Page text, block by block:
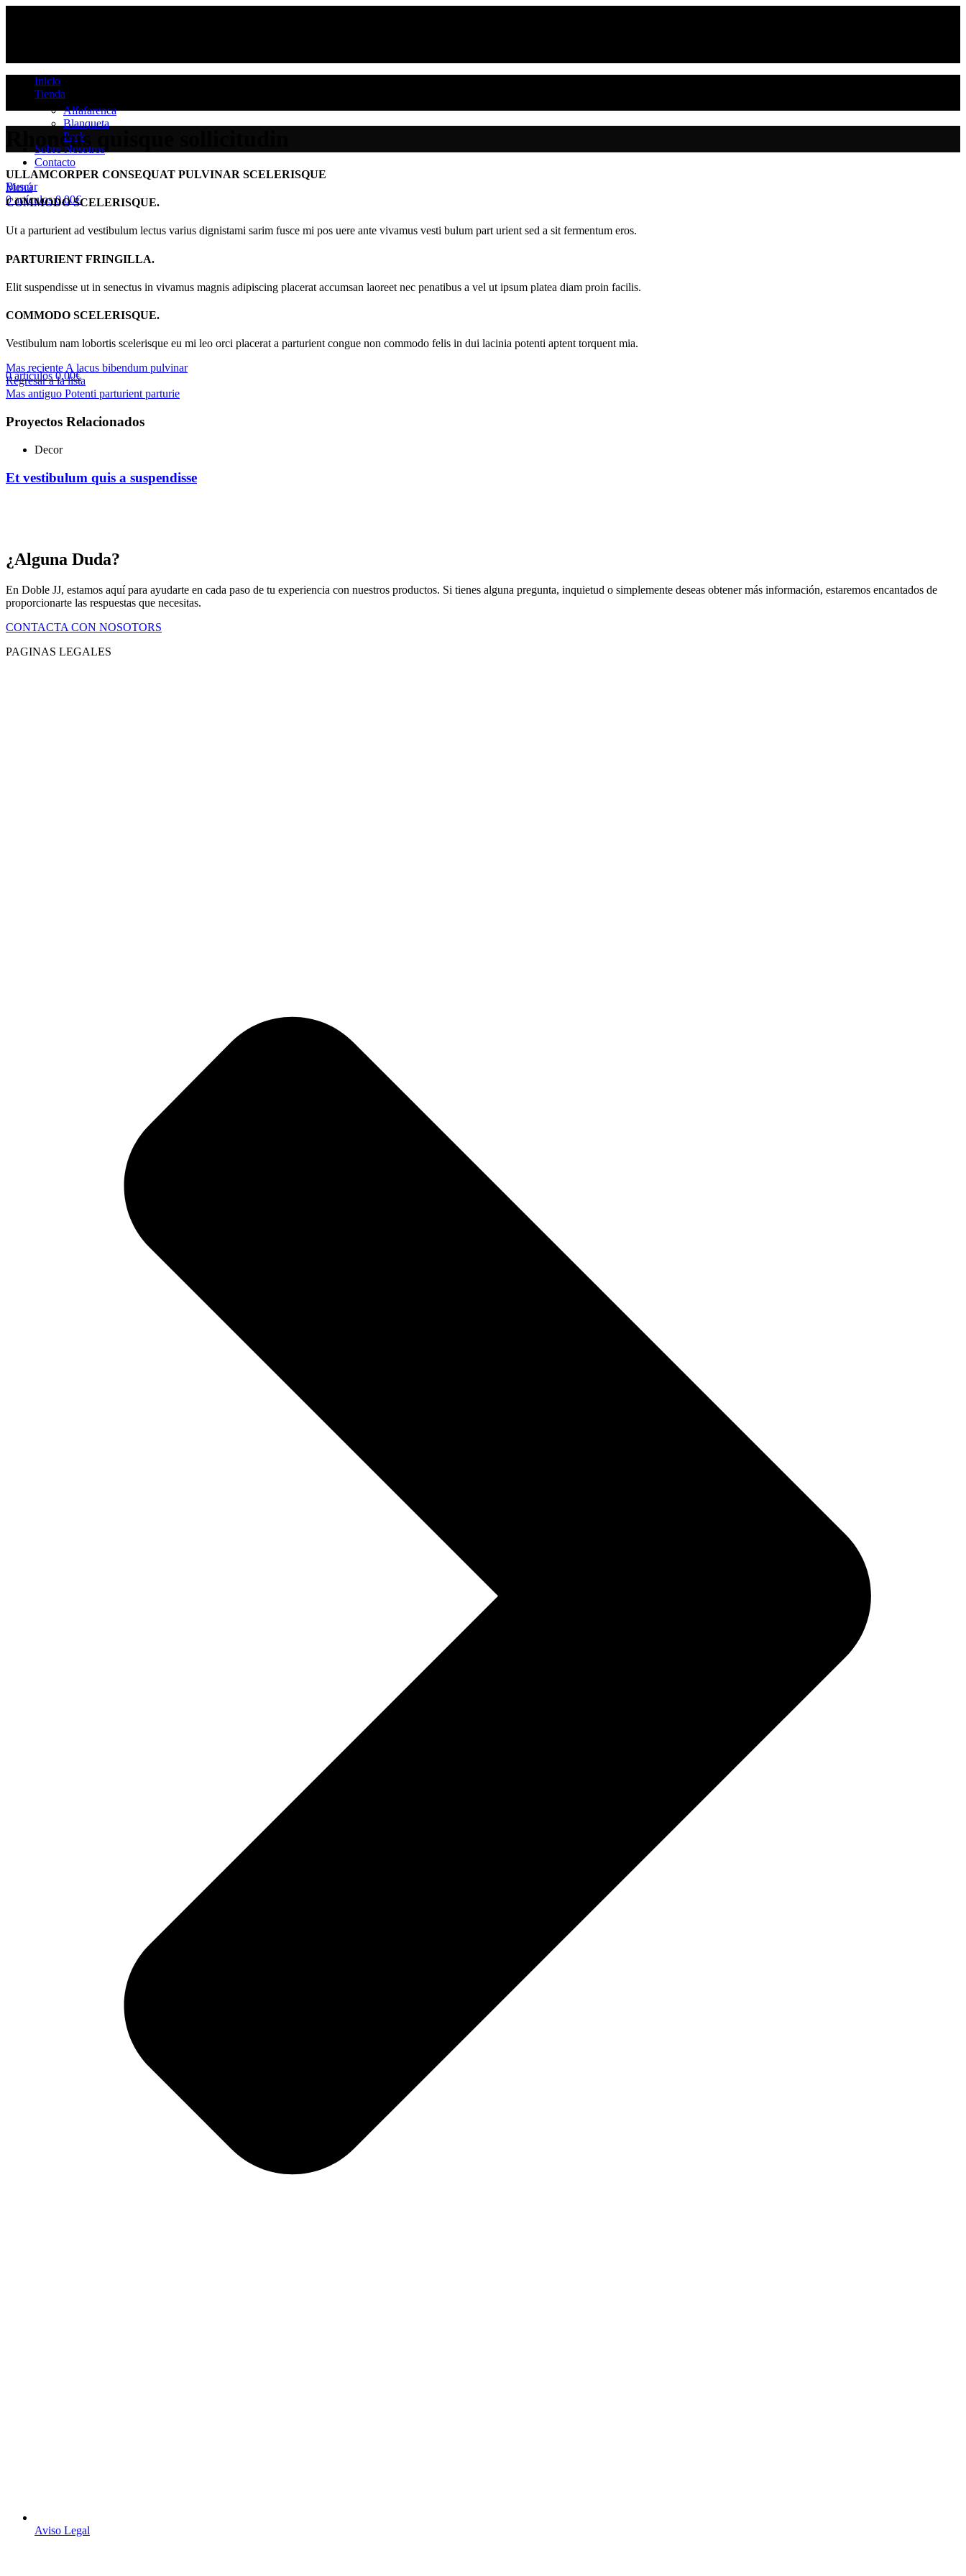
Menú
0artículos 0,00€
Inicio
Tienda
Alfafarenca
Blanqueta
Pack
Sobre Nosotros
Contacto
Buscar
0artículos 0,00€
Rhoncus quisque sollicitudin
ULLAMCORPER CONSEQUAT PULVINAR SCELERISQUE
COMMODO SCELERISQUE.
Ut a parturient ad vestibulum lectus varius dignistami sarim fusce mi pos uere ante vivamus vesti bulum part urient sed a sit fermentum eros.
PARTURIENT FRINGILLA.
Elit suspendisse ut in senectus in vivamus magnis adipiscing placerat accumsan laoreet nec penatibus a vel ut ipsum platea diam proin facilis.
COMMODO SCELERISQUE.
Vestibulum nam lobortis scelerisque eu mi leo orci placerat a parturient congue non commodo felis in dui lacinia potenti aptent torquent mia.
Mas recienteA lacus bibendum pulvinar
Regresar a la lista
Mas antiguo Potenti parturient parturie
Proyectos Relacionados
Decor
Et vestibulum quis a suspendisse
¿Alguna Duda?
En Doble JJ, estamos aquí para ayudarte en cada paso de tu experiencia con nuestros productos. Si tienes alguna pregunta, inquietud o simplemente deseas obtener más información, estaremos encantados de
proporcionarte las respuestas que necesitas.
CONTACTA CON NOSOTORS
PAGINAS LEGALES
Aviso Legal